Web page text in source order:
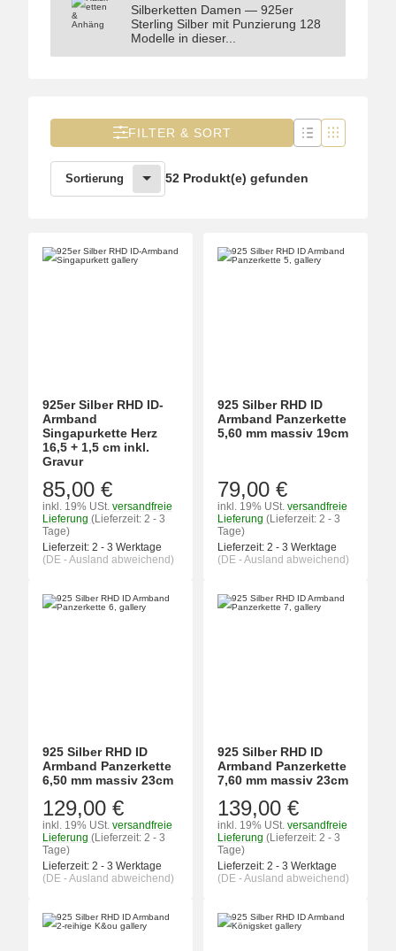
Halsketten & Anhänger
Silberketten Damen — 925er
Sterling Silber mit Punzierung 128
Modelle in dieser...
FILTER & SORT
Sortierung 52 Produkt(e) gefunden
925er Silber RHD ID-
Armband
Singapurkette Herz
16,5 + 1,5 cm inkl.
Gravur
85,00 €
inkl. 19% USt. versandfreie
Lieferung (Lieferzeit: 2 - 3
Tage)
Lieferzeit: 2 - 3 Werktage
(DE - Ausland abweichend)
925 Silber RHD ID
Armband Panzerkette
5,60 mm massiv 19cm
79,00 €
inkl. 19% USt. versandfreie
Lieferung (Lieferzeit: 2 - 3
Tage)
Lieferzeit: 2 - 3 Werktage
(DE - Ausland abweichend)
925 Silber RHD ID
Armband Panzerkette
6,50 mm massiv 23cm
129,00 €
inkl. 19% USt. versandfreie
Lieferung (Lieferzeit: 2 - 3
Tage)
Lieferzeit: 2 - 3 Werktage
(DE - Ausland abweichend)
925 Silber RHD ID
Armband Panzerkette
7,60 mm massiv 23cm
139,00 €
inkl. 19% USt. versandfreie
Lieferung (Lieferzeit: 2 - 3
Tage)
Lieferzeit: 2 - 3 Werktage
(DE - Ausland abweichend)